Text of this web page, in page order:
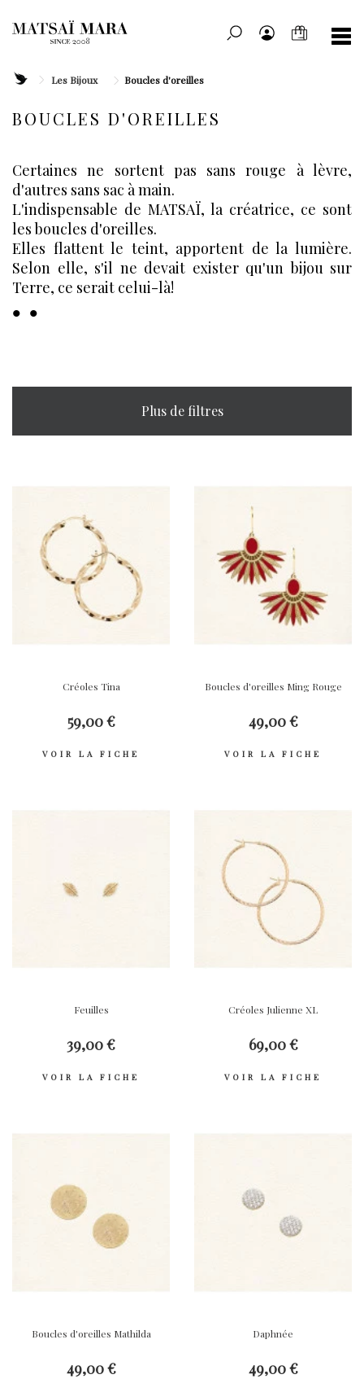
Les Bijoux Boucles d'oreilles
BOUCLES D'OREILLES
Certaines ne sortent pas sans rouge à lèvre,
d'autres sans sac à main.
L'indispensable de MATSAÏ, la créatrice, ce sont
les boucles d'oreilles.
Elles flattent le teint, apportent de la lumière.
Selon elle, s'il ne devait exister qu'un bijou sur
Terre, ce serait celui-là!
Plus de filtres
Créoles Tina
59,00 €
VOIR LA FICHE
Boucles d'oreilles Ming Rouge
49,00 €
VOIR LA FICHE
Feuilles
39,00 €
VOIR LA FICHE
Créoles Julienne XL
69,00 €
VOIR LA FICHE
Boucles d'oreilles Mathilda
49,00 €
Daphnée
49,00 €